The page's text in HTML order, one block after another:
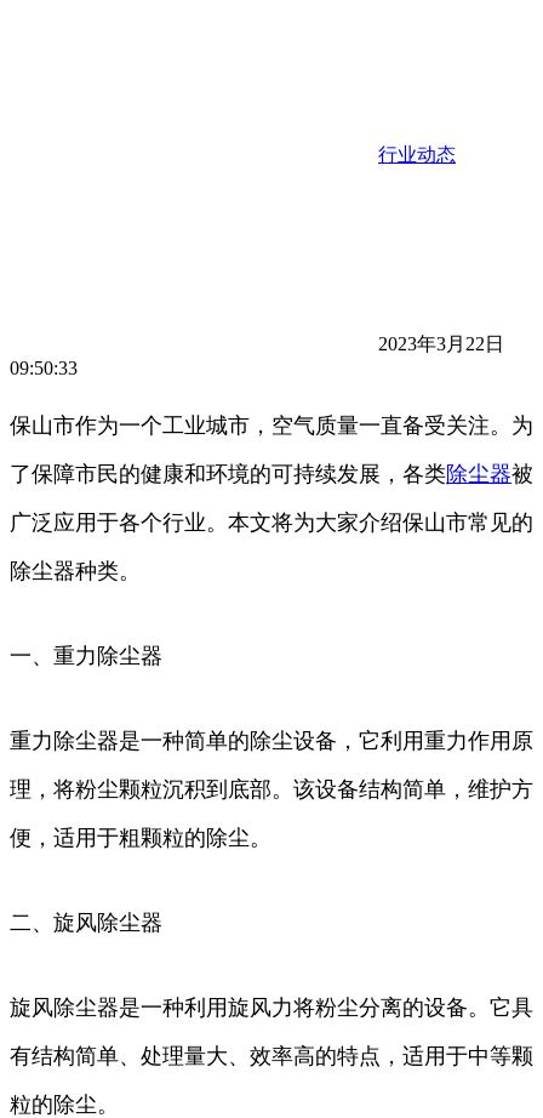
行业动态
2023年3月22日
09:50:33
保山市作为一个工业城市，空气质量一直备受关注。为
了保障市民的健康和环境的可持续发展，各类除尘器被
广泛应用于各个行业。本文将为大家介绍保山市常见的
除尘器种类。
一、重力除尘器
重力除尘器是一种简单的除尘设备，它利用重力作用原
理，将粉尘颗粒沉积到底部。该设备结构简单，维护方
便，适用于粗颗粒的除尘。
二、旋风除尘器
旋风除尘器是一种利用旋风力将粉尘分离的设备。它具
有结构简单、处理量大、效率高的特点，适用于中等颗
粒的除尘。